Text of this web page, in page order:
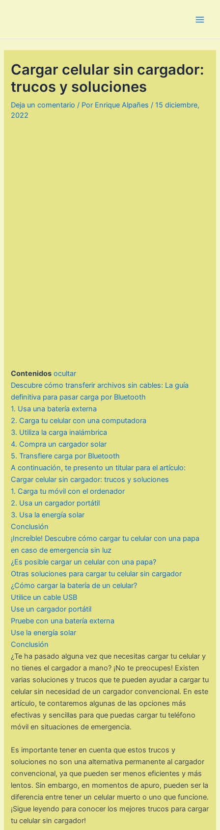
Cargar celular sin cargador:
trucos y soluciones
Deja un comentario / Por Enrique Alpañes/15 diciembre,
2022
Contenidos ocultar
Descubre cómo transferir archivos sin cables: La guía
definitiva para pasar carga por Bluetooth
1. Usa una batería externa
2. Carga tu celular con una computadora
3. Utiliza la carga inalámbrica
4. Compra un cargador solar
5. Transfiere carga por Bluetooth
A continuación, te presento un titular para el artículo:
Cargar celular sin cargador: trucos y soluciones
1. Carga tu móvil con el ordenador
2. Usa un cargador portátil
3. Usa la energía solar
Conclusión
¡Increíble! Descubre cómo cargar tu celular con una papa
en caso de emergencia sin luz
¿Es posible cargar un celular con una papa?
Otras soluciones para cargar tu celular sin cargador
¿Cómo cargar la batería de un celular?
Utilice un cable USB
Use un cargador portátil
Pruebe con una batería externa
Use la energía solar
Conclusión
¿Te ha pasado alguna vez que necesitas cargar tu celular y
no tienes el cargador a mano? ¡No te preocupes! Existen
varias soluciones y trucos que te pueden ayudar a cargar tu
celular sin necesidad de un cargador convencional. En este
artículo, te contaremos algunas de las opciones más
efectivas y sencillas para que puedas cargar tu teléfono
móvil en situaciones de emergencia.
Es importante tener en cuenta que estos trucos y
soluciones no son una alternativa permanente al cargador
convencional, ya que pueden ser menos eficientes y más
lentos. Sin embargo, en momentos de apuro, pueden ser la
diferencia entre tener un celular muerto o uno que funcione.
¡Sigue leyendo para conocer los mejores trucos para cargar
tu celular sin cargador!